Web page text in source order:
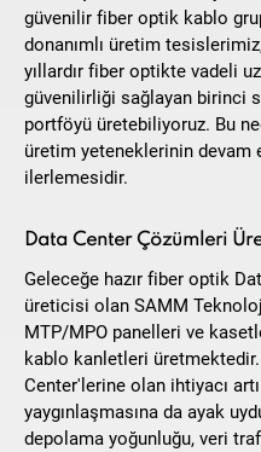
güvenilir fiber optik kablo
donanımlı üretim
yıllardır fiber optikte vadeli
güvenilirliği sağlayan birinci
portföyü üretebiliyoruz. Bu
üretim yeteneklerinin devam
ilerlemesidir.
Data Center Çözümleri
Geleceğe hazır fiber optik
üreticisi olan SAMM
MTP/MPO panelleri ve
kablo kanletleri
Center'lerine olan ihtiyacı
yaygınlaşmasına da ayak
depolama yoğunluğu, veri